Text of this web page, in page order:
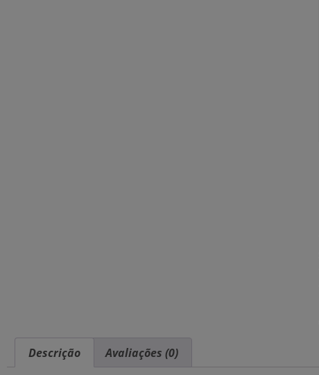
Descrição
Avaliações (0)